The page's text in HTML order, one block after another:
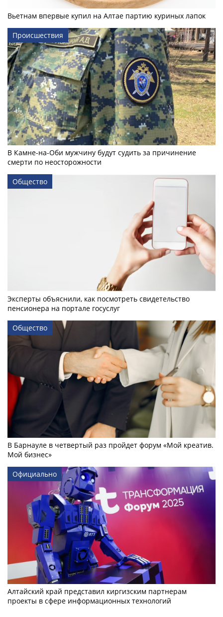
Вьетнам впервые купил на Алтае партию куриных лапок
Происшествия
В Камне-на-Оби мужчину будут судить за причинение
смерти по неосторожности
Общество
Эксперты объяснили, как посмотреть свидетельство
пенсионера на портале госуслуг
Общество
В Барнауле в четвертый раз пройдет форум «Мой креатив.
Мой бизнес»
Официально
Алтайский край представил киргизским партнерам
проекты в сфере информационных технологий